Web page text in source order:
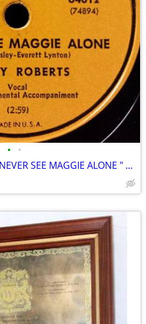
• •
1949 KENNY ROBERTS "I NEVER SEE MAGGIE ALONE " 78 rpm RECORD